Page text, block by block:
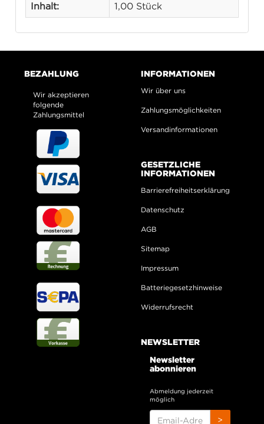
Inhalt: 1,00 Stück
BEZAHLUNG
Wir akzeptieren
folgende
Zahlungsmittel
INFORMATIONEN
Wir über uns
Zahlungsmöglichkeiten
Versandinformationen
GESETZLICHE
INFORMATIONEN
Barrierefreiheitserklärung
Datenschutz
AGB
Sitemap
Impressum
Batteriegesetzhinweise
Widerrufsrecht
NEWSLETTER
Newsletter
abonnieren
Abmeldung jederzeit
möglich
>